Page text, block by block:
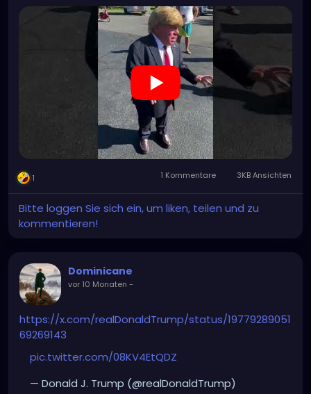
1 1 Kommentare 3KB Ansichten
Bitte loggen Sie sich ein, um liken, teilen und zu
kommentieren!
Dominicane
vor 10 Monaten -
https://x.com/realDonaldTrump/status/19779289051
69269143
pic.twitter.com/08KV4EtQDZ
— Donald J. Trump (@realDonaldTrump)